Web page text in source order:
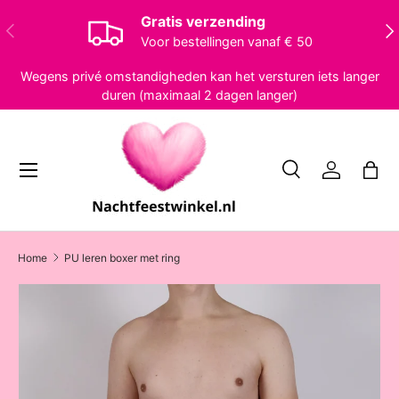
Ga naar inhoud
Vorige Gratis verzending
Voor bestellingen vanaf € 50
Wegens privé omstandigheden kan het versturen iets langer
duren (maximaal 2 dagen langer)
Zoeken
ZoekenInloggen
Tas
Menu
Home PU leren boxer met ring
Ga direct naar productinformatie